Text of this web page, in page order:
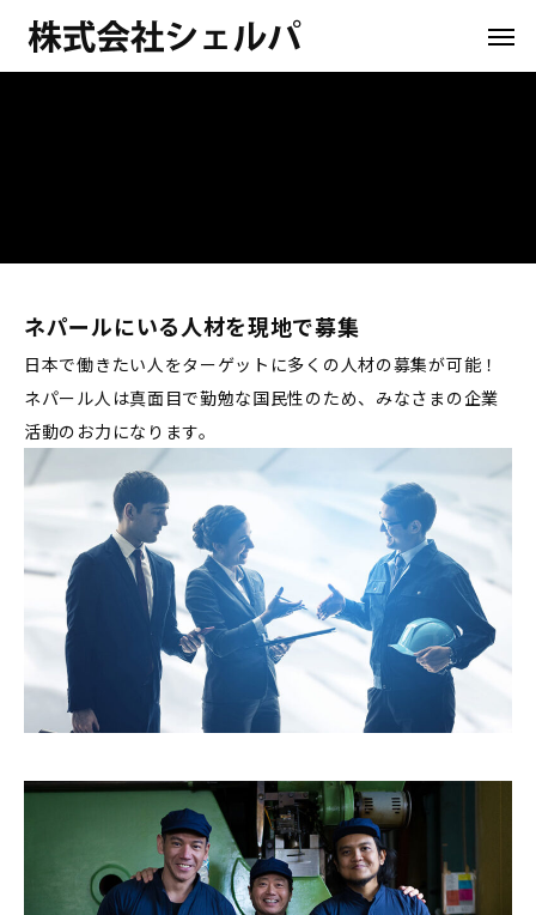
ネパールにいる人材を現地で募集
日本で働きたい人をターゲットに多くの人材の募集が可能！
ネパール人は真面目で勤勉な国民性のため、みなさまの企業
活動のお力になります。